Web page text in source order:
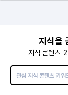
지식을
지식 콘텐츠